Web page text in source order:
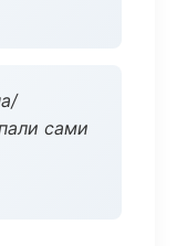
сами